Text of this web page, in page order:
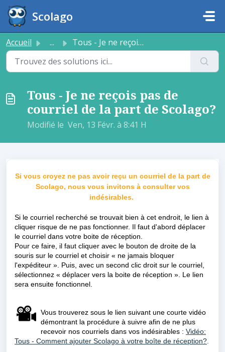
Passer au contenu principal
Scolago
Accueil ... Tous - Je ne reçois pas de courriel de la part de Scolago?
Tous - Je ne reçois pas de
courriel de la part de Scolago?
Modifié le Ven, 13 Févr. à 8:41 H
Si vous croyez ne pas avoir reçu un courriel de la part de
Scolago, nous vous invitons à consulter vos
indésirables.
Si le courriel recherché se trouvait bien à cet endroit, le lien à
cliquer risque de ne pas fonctionner. Il faut d'abord déplacer
le courriel dans votre boite de réception.
Pour ce faire, il faut cliquer avec le bouton de droite de la
souris sur le courriel et choisir « ne jamais bloquer
l'expéditeur ». Puis, avec un second clic droit sur le courriel,
sélectionnez « déplacer vers la boite de réception ». Le lien
sera ensuite fonctionnel.
Vous trouverez sous le lien suivant une courte vidéo
démontrant la procédure à suivre afin de ne plus
recevoir nos courriels dans vos indésirables : Vidéo:
Tous - Comment ajouter Scolago à votre boîte de réception?